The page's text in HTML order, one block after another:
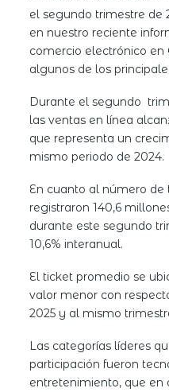
elsegundo trimestre de
en nuestro reciente
comercio electrónico
algunos de los
Durante el segundo
las ventas en línea
que representa un
mismo periodo de 2024.
En cuanto al número de
registraron 140,6
durante este segundo
10,6% interanual.
El ticket promedio se
valor menor con
2025 y al mismo
Las categorías líderes
participación fueron
entretenimiento, que en